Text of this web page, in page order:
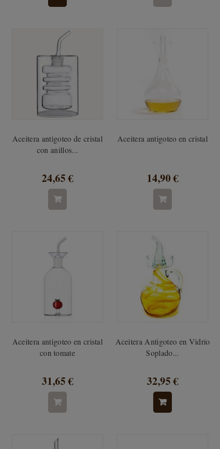
Aceitera antigoteo de cristal
con anillos...
24,65 €
Aceitera antigoteo en cristal
14,90 €
Aceitera antigoteo en cristal
con tomate
31,65 €
Aceitera Antigoteo en Vidrio
Soplado...
32,95 €